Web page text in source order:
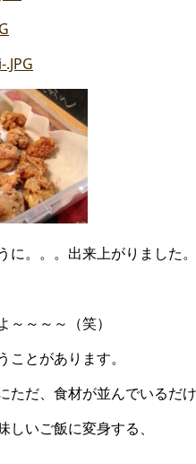
に。。。出来上がりました。
～～～（笑）
とがあります。
だ、食材が並んでいるだけ
いご飯に変身する、